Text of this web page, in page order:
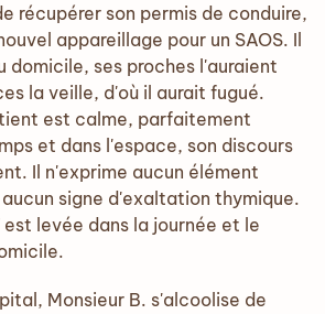
récupérer son permis de conduire,
appareillage pour un SAOS. Il
domicile, ses proches l'auraient
la veille, d'où il aurait fugué.
est calme, parfaitement
et dans l'espace, son discours
Il n'exprime aucun élément
signe d'exaltation thymique.
est levée dans la journée et le
Monsieur B. s'alcoolise de